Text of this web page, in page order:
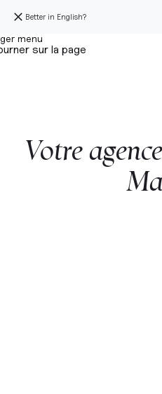
Better in English?
sur la page
Votreagence